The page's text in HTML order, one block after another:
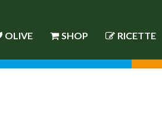
OLIVE SHOP RICETTE